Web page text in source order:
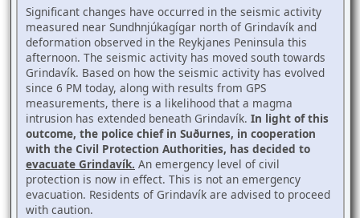
Significant changes have occurred in the seismic activity
measured near Sundhnjúkagígar north of Grindavík and
deformation observed in the Reykjanes Peninsula this
afternoon. The seismic activity has moved south towards
Grindavík. Based on how the seismic activity has evolved
since 6 PM today, along with results from GPS
measurements, there is a likelihood that a magma
intrusion has extended beneath Grindavík. In light of this
outcome, the police chief in Suðurnes, in cooperation
with the Civil Protection Authorities, has decided to
evacuate Grindavík. An emergency level of civil
protection is now in effect. This is not an emergency
evacuation. Residents of Grindavík are advised to proceed
with caution.